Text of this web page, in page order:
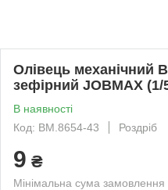
Олівець механічний
зефірний JOBMAX (1/
В наявності
Код: BM.8654-43
Роздріб
9 ₴
Мінімальна сума